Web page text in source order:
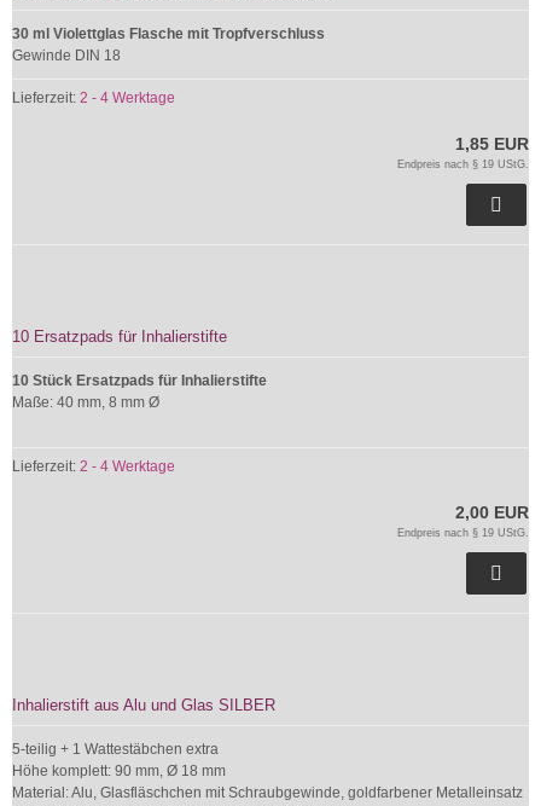
30 ml Violettglas Flasche mit Tropfverschluss
Gewinde DIN 18
Lieferzeit: 2 - 4 Werktage
1,85 EUR
Endpreis nach § 19 UStG.
10 Ersatzpads für Inhalierstifte
10 Stück Ersatzpads für Inhalierstifte
Maße: 40 mm, 8 mm Ø
Lieferzeit: 2 - 4 Werktage
2,00 EUR
Endpreis nach § 19 UStG.
Inhalierstift aus Alu und Glas SILBER
5-teilig + 1 Wattestäbchen extra
Höhe komplett: 90 mm, Ø 18 mm
Material: Alu, Glasfläschchen mit Schraubgewinde, goldfarbener Metalleinsatz